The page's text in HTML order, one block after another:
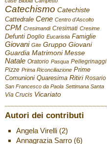
Catechismo Catechiste
Cattedrale Cene Centro d'Ascolto
CPM Cresimandi Cresimati Cresime
Defunti Doglio Eucaristia Famiglie
Giovani Gite Gruppo Giovani
Guardia Matrimoni Messe
Natale Oratorio Pasqua Pellegrinaggi
Pizze Prima Riconciliazione Prime
Comunioni Quaresima Ritiri Rosario
San Francesco da Paola Settimana Santa
Via Crucis Vicariato
Autori dei contributi
Angela Virelli(2)
Annagrazia Sarro(6)